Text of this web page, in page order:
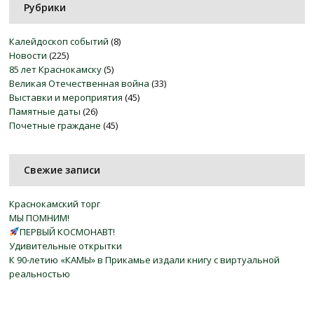
Рубрики
Калейдоскоп событий (8)
Новости (225)
85 лет Краснокамску(5)
Великая Отечественная война (33)
Выставки и мероприятия (45)
Памятные даты (26)
Почетные граждане (45)
Свежие записи
Краснокамский торг
МЫ ПОМНИМ!
ПЕРВЫЙ КОСМОНАВТ!
Удивительные открытки
К 90-летию «КАМЫ» в Прикамье издали книгу с виртуальной
реальностью